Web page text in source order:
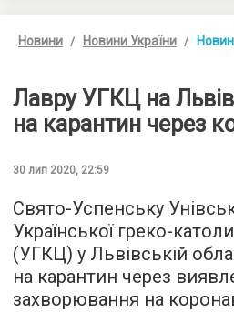
Новини Новини України
Лавру УГКЦ на
на карантин через
30 лип 2020, 22:59
Свято-Успенську
Української греко-
(УГКЦ) у Львівській
на карантин через
захворювання на